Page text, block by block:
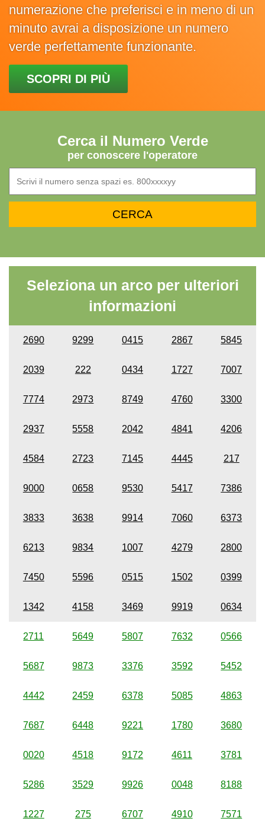
numerazione che preferisci e in meno di un
minuto avrai a disposizione un numero
verde perfettamente funzionante.
SCOPRI DI PIÙ
Cerca il Numero Verde
per conoscere l'operatore
Seleziona un arco per ulteriori
informazioni
2690 9299 0415 2867 5845
2039 222 0434 1727 7007
7774 2973 8749 4760 3300
2937 5558 2042 4841 4206
4584 2723 7145 4445 217
9000 0658 9530 5417 7386
3833 3638 9914 7060 6373
6213 9834 1007 4279 2800
7450 5596 0515 1502 0399
1342 4158 3469 9919 0634
2711 5649 5807 7632 0566
5687 9873 3376 3592 5452
4442 2459 6378 5085 4863
7687 6448 9221 1780 3680
0020 4518 9172 4611 3781
5286 3529 9926 0048 8188
1227 275 6707 4910 7571